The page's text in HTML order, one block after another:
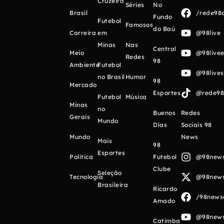
Brasil
Carreira
Meio
Ambiente
Mercado
Minas
Gerais
Mundo
Política
Tecnologia
Futebol
em
Minas
Futebol
no Brasil
Futebol
no
Mundo
Mais
Esportes
Seleção
Brasileira
Séries
Famosos
Nas
Redes
Humor
Música
No
Fundo
do Baú
Central
98
98
Esportes
Buenos
Días
98
Futebol
Clube
Ricardo
Amado
Catimba
/
@98live
Redes
Sociais 98
News
/